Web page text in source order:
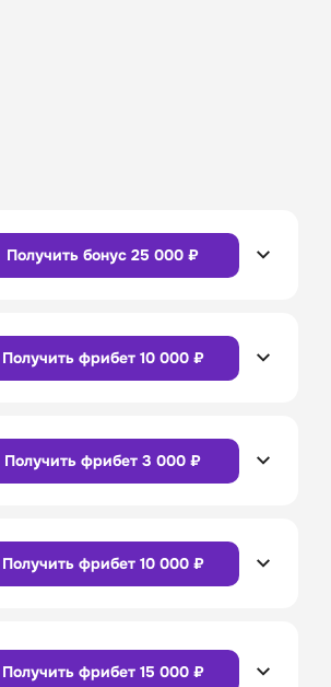
Получить бонус 25 000 ₽
Сайт Приложение
Получить фрибет 10 000 ₽
Сайт Приложение
Получить фрибет 3 000 ₽
Получить фрибет 10 000 ₽
Получить фрибет 15 000 ₽